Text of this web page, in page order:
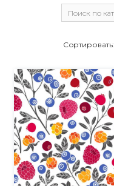
Сортировать: